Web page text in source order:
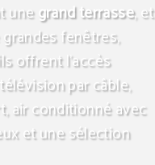
une grand terrasse, et
fenêtres,
offrent l'accès
par câble,
air conditionné avec
et une sélection